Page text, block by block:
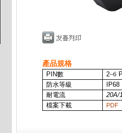
產品規格
PIN數 2~6
防水等級
IP68
耐電流
20A/
檔案下載
PDF